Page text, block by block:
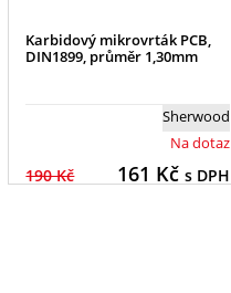
Karbidový mikrovrták PCB,
DIN1899, průměr 1,30mm
Sherwood
Na dotaz
190 Kč 161 Kč s DPH